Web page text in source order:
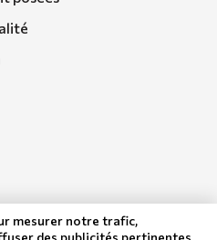
Str., Petrich, 2850
mesurer notre trafic,
des publicités pertinentes.